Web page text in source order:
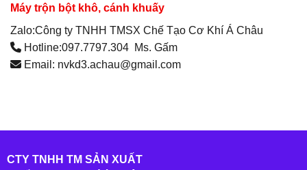
Máy trộn bột khô, cánh khuấy
Zalo:Công ty TNHH TMSX Chế Tạo Cơ Khí Á Châu
Hotline:097.7797.304 Ms. Gấm
Email: nvkd3.achau@gmail.com
CTY TNHH TM SẢN XUẤT